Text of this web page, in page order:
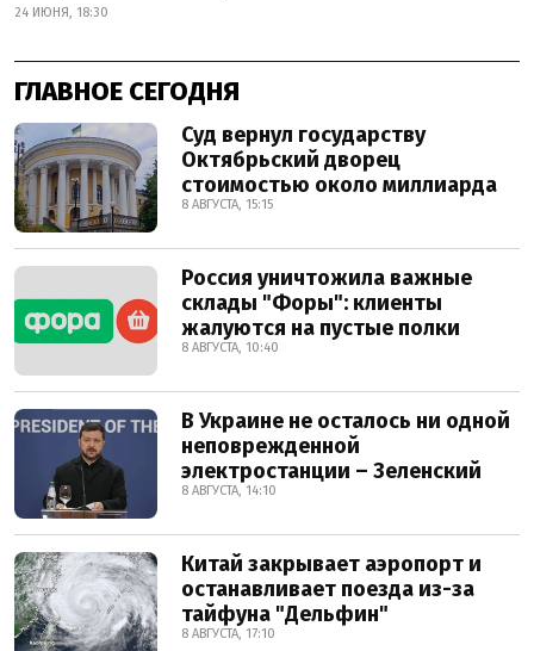
24 ИЮНЯ, 18:30
ГЛАВНОЕ СЕГОДНЯ
Суд вернул государству
Октябрьский дворец
стоимостью около миллиарда
8 АВГУСТА, 15:15
Россия уничтожила важные
склады "Форы": клиенты
жалуются на пустые полки
8 АВГУСТА, 10:40
В Украине не осталось ни одной
неповрежденной
электростанции – Зеленский
8 АВГУСТА, 14:10
Китай закрывает аэропорт и
останавливает поезда из-за
тайфуна "Дельфин"
8 АВГУСТА, 17:10